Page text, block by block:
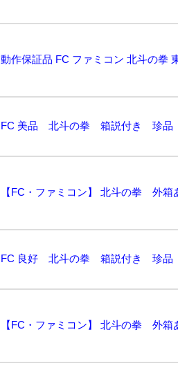
動作保証品 FC ファミコン 北斗の拳
FC 美品 北斗の拳 箱説付き 珍品
【FC・ファミコン】 北斗の拳 外
FC 良好 北斗の拳 箱説付き 珍品
【FC・ファミコン】 北斗の拳 外